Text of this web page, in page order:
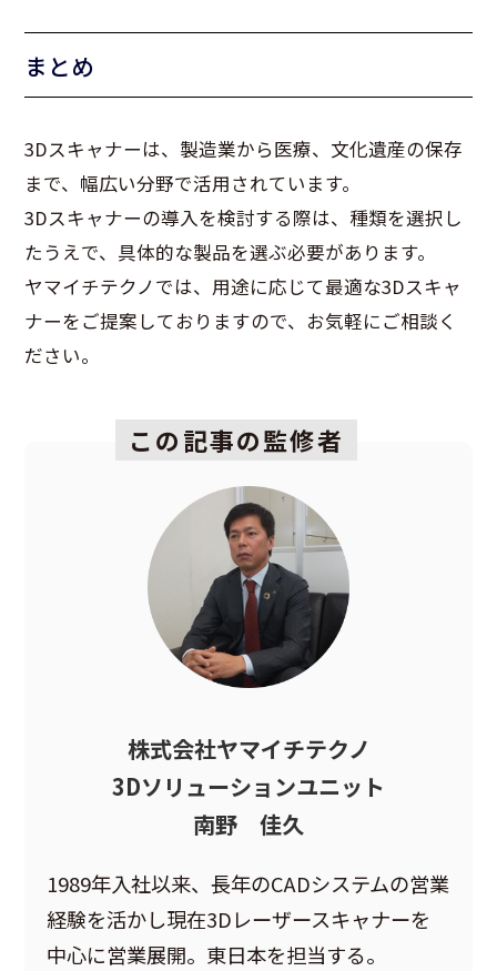
まとめ
3Dスキャナーは、製造業から医療、文化遺産の保存
まで、幅広い分野で活用されています。
3Dスキャナーの導入を検討する際は、種類を選択し
たうえで、具体的な製品を選ぶ必要があります。
ヤマイチテクノでは、用途に応じて最適な3Dスキャ
ナーをご提案しておりますので、お気軽にご相談く
ださい。
この記事の監修者
株式会社ヤマイチテクノ
3Dソリューションユニット
南野 佳久
1989年入社以来、長年のCADシステムの営業
経験を活かし現在3Dレーザースキャナーを
中心に営業展開。東日本を担当する。